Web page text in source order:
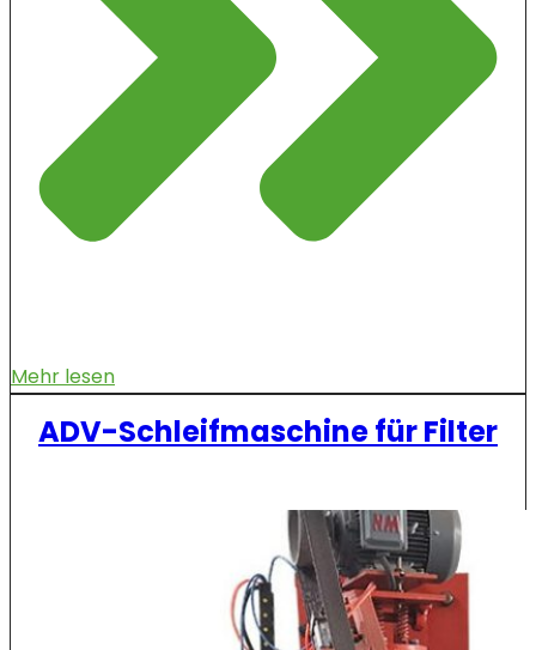
Mehr lesen
ADV-Schleifmaschine für Filter